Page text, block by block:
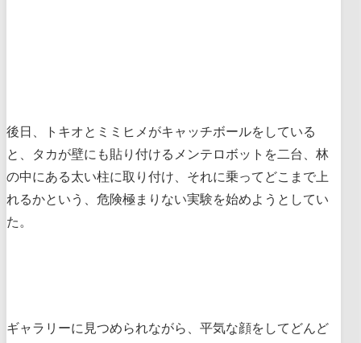
後日、トキオとミミヒメがキャッチボールをしている
と、タカが壁にも貼り付けるメンテロボットを二台、林
の中にある太い柱に取り付け、それに乗ってどこまで上
れるかという、危険極まりない実験を始めようとしてい
た。
ギャラリーに見つめられながら、平気な顔をしてどんど